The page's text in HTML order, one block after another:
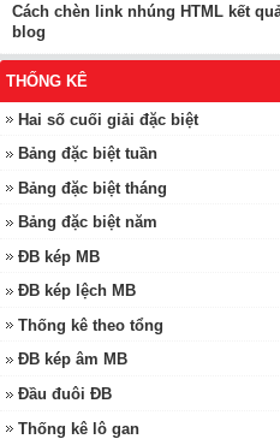
Cách chèn link nhúng HTML kết
blog
THỐNG KÊ
Hai số cuối giải đặc biệt
Bảng đặc biệt tuần
Bảng đặc biệt tháng
Bảng đặc biệt năm
ĐB kép MB
ĐB kép lệch MB
Thống kê theo tổng
ĐB kép âm MB
Đầu đuôi ĐB
Thống kê lô gan